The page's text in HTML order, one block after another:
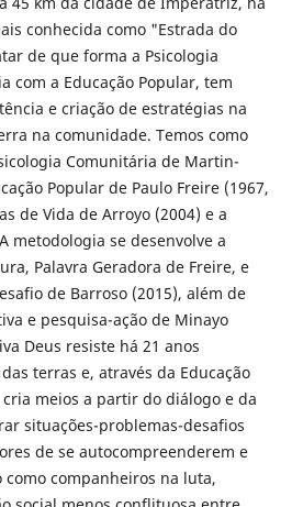
conhecida como "Estrada do
de que forma a Psicologia
com a Educação Popular, tem
e criação de estratégias na
na comunidade. Temos como
Comunitária de Martin-
Popular de Paulo Freire (1967,
de Vida de Arroyo (2004) e a
metodologia se desenvolve a
Palavra Geradora de Freire, e
de Barroso (2015), além de
e pesquisa-ação de Minayo
Deus resiste há 21 anos
terras e, através da Educação
meios a partir do diálogo e da
situações-problemas-desafios
de se autocompreenderem e
companheiros na luta,